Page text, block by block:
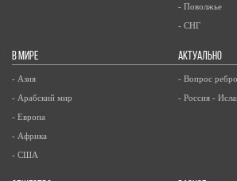
- Поволжье
- СНГ
В МИРЕ
- Азия
- Арабский мир
- Европа
- Африка
- США
АКТУАЛЬНО
- Вопрос
- Россия -